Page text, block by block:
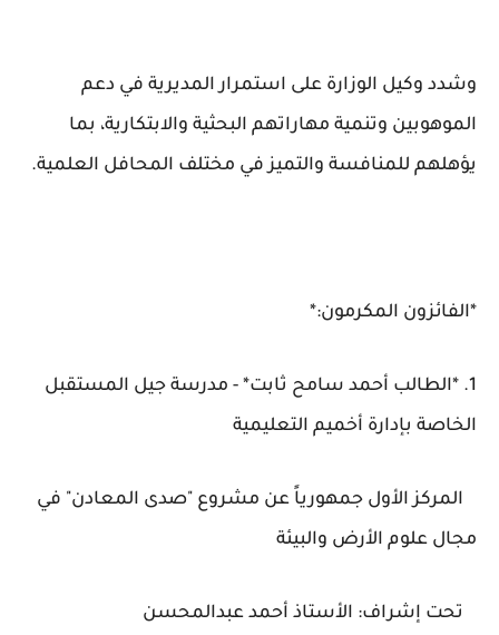
وشدد وكيل الوزارة على استمرار المديرية في دعم
الموهوبين وتنمية مهاراتهم البحثية والابتكارية، بما
يؤهلهم للمنافسة والتميز في مختلف المحافل العلمية.
*الفائزون المكرمون:*
1. *الطالب أحمد سامح ثابت* - مدرسة جيل المستقبل
الخاصة بإدارة أخميم التعليمية
المركز الأول جمهورياً عن مشروع "صدى المعادن" في
مجال علوم الأرض والبيئة
تحت إشراف: الأستاذ أحمد عبدالمحسن